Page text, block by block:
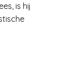
is hij